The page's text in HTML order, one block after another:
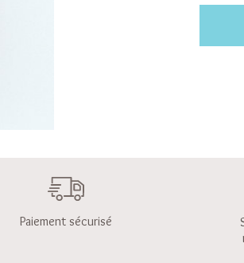
Paiement sécurisé